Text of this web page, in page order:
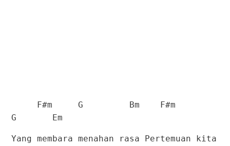
F#m G Bm
F#m
G
Em
Yang membara menahan rasa Pertemuan kita